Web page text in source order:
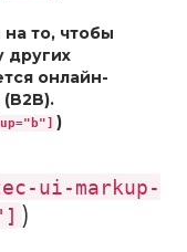
то, чтобы
других
онлайн-
)
ui-markup-
)